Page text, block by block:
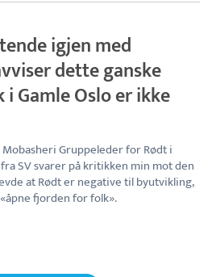
igjen med
dette ganske
Gamle Oslo er ikke
Mobasheri Gruppeleder for Rødt i
SV svarer på kritikken min mot den
at Rødt er negative til byutvikling,
fjorden for folk».